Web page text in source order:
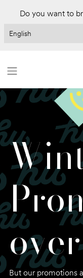
Do you want to
over
But our promotions